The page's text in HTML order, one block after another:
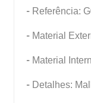
- Referência:
- Material
- Material
- Detalhes: